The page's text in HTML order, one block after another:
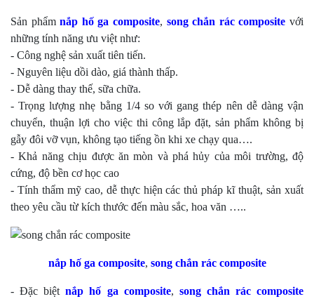
Sản phẩmnắp hố ga composite, song chắn rác compositevới
những tính năng ưu việt như:
- Công nghệ sản xuất tiên tiến.
- Nguyên liệu dồi dào, giá thành thấp.
- Dễ dàng thay thế, sữa chữa.
- Trọng lượng nhẹ bằng 1/4 so với gang thép nên dễ dàng vận
chuyển, thuận lợi cho việc thi công lắp đặt, sản phẩm không bị
gẫy đôi vỡ vụn, không tạo tiếng ồn khi xe chạy qua….
- Khả năng chịu được ăn mòn và phá hủy của môi trường, độ
cứng, độ bền cơ học cao
- Tính thẩm mỹ cao, dễ thực hiện các thủ pháp kĩ thuật, sản xuất
theo yêu cầu từ kích thước đến màu sắc, hoa văn …..
nắp hố ga composite, song chắn rác composite
- Đặc biệtnắp hố ga composite, song chắn rác composite